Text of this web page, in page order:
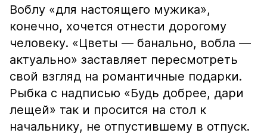
Воблу «для настоящего мужика»,
конечно, хочется отнести дорогому
человеку. «Цветы — банально, вобла —
актуально» заставляет пересмотреть
свой взгляд на романтичные подарки.
Рыбка с надписью «Будь добрее, дари
лещей» так и просится на стол к
начальнику, не отпустившему в отпуск.